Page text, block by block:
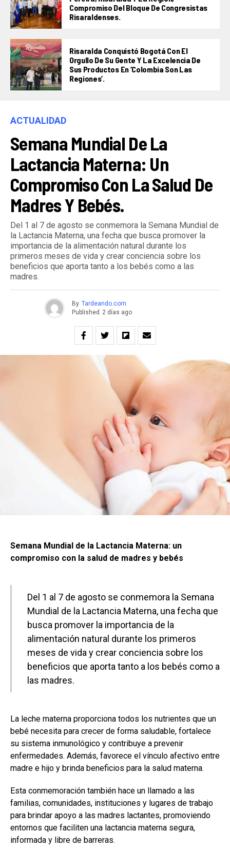
Compromiso Del Bloque De Congresistas
Risaraldenses.
Risaralda Conquistó Bogotá Con El
Orgullo De Su Gente Y La Excelencia De
Sus Productos En ‘Colombia Son Las
Regiones’.
ACTUALIDAD
Semana Mundial De La
Lactancia Materna: Un
Compromiso Con La Salud De
Madres Y Bebés.
Del 1 al 7 de agosto se conmemora la Semana Mundial de
la Lactancia Materna, una fecha que busca promover la
importancia de la alimentación natural durante los
primeros meses de vida y crear conciencia sobre los
beneficios que aporta tanto a los bebés como a las
madres.
By Tardeando.com
Published 2 días ago
Semana Mundial de la Lactancia Materna: un
compromiso con la salud de madres y bebés
Del 1 al 7 de agosto se conmemora la Semana
Mundial de la Lactancia Materna, una fecha que
busca promover la importancia de la
alimentación natural durante los primeros
meses de vida y crear conciencia sobre los
beneficios que aporta tanto a los bebés como a
las madres.
La leche materna proporciona todos los nutrientes que un
bebé necesita para crecer de forma saludable, fortalece
su sistema inmunológico y contribuye a prevenir
enfermedades. Además, favorece el vínculo afectivo entre
madre e hijo y brinda beneficios para la salud materna.
Esta conmemoración también hace un llamado a las
familias, comunidades, instituciones y lugares de trabajo
para brindar apoyo a las madres lactantes, promoviendo
entornos que faciliten una lactancia materna segura,
informada y libre de barreras.